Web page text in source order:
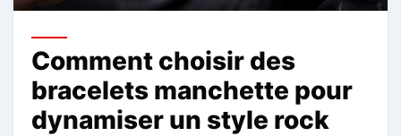
Comment choisir des
bracelets manchette pour
dynamiser un style rock